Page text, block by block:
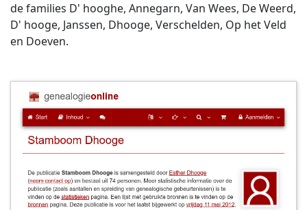
de families D' hooghe, Annegarn, Van Wees, De Weerd,
D' hooge, Janssen, Dhooge, Verschelden, Op het Veld
en Doeven.